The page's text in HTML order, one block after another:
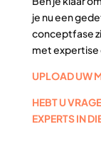
je nu een
conceptfase
met expertise
UPLOAD UW
HEBT U
EXPERTS IN